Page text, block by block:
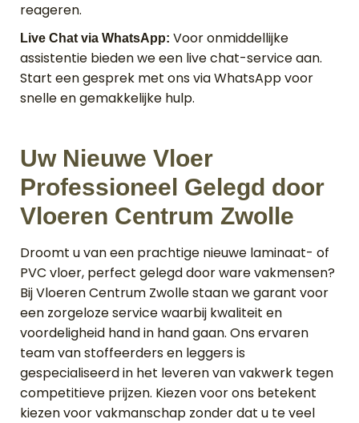
reageren.
Live Chat via WhatsApp: Voor onmiddellijke
assistentie bieden we een live chat-service aan.
Start een gesprek met ons via WhatsApp voor
snelle en gemakkelijke hulp.
Uw Nieuwe Vloer
Professioneel Gelegd door
Vloeren Centrum Zwolle
Droomt u van een prachtige nieuwe laminaat- of
PVC vloer, perfect gelegd door ware vakmensen?
Bij Vloeren Centrum Zwolle staan we garant voor
een zorgeloze service waarbij kwaliteit en
voordeligheid hand in hand gaan. Ons ervaren
team van stoffeerders en leggers is
gespecialiseerd in het leveren van vakwerk tegen
competitieve prijzen. Kiezen voor ons betekent
kiezen voor vakmanschap zonder dat u te veel